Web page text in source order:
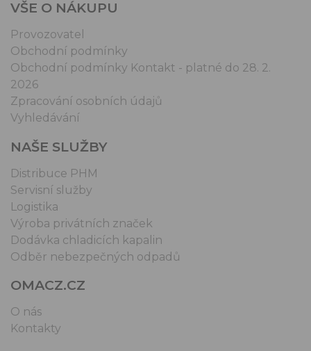
VŠE O NÁKUPU
Provozovatel
Obchodní podmínky
Obchodní podmínky Kontakt - platné do 28. 2.
2026
Zpracování osobních údajů
Vyhledávání
NAŠE SLUŽBY
Distribuce PHM
Servisní služby
Logistika
Výroba privátních značek
Dodávka chladicích kapalin
Odběr nebezpečných odpadů
OMACZ.CZ
O nás
Kontakty